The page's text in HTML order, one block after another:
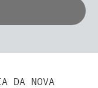
DA NOVA